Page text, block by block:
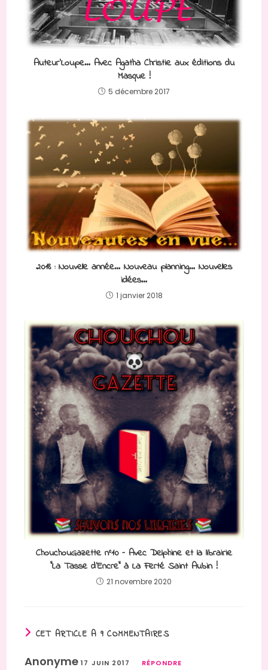
Auteur’Loupe… Avec Agatha Christie aux éditions du
Masque !
5 décembre 2017
2018 : Nouvelle année… Nouveau planning… Nouvelles
idées…
1 janvier 2018
ChouchouGazette n°10 – Avec Delphine et la librairie
“La Tasse d’Encre” à La Ferté Saint Aubin !
21 novembre 2020
CET ARTICLE A 9 COMMENTAIRES
Anonyme17 JUIN 2017 RÉPONDRE